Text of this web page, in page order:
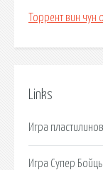
Торрент вин
Links
Игра
Игра Супер